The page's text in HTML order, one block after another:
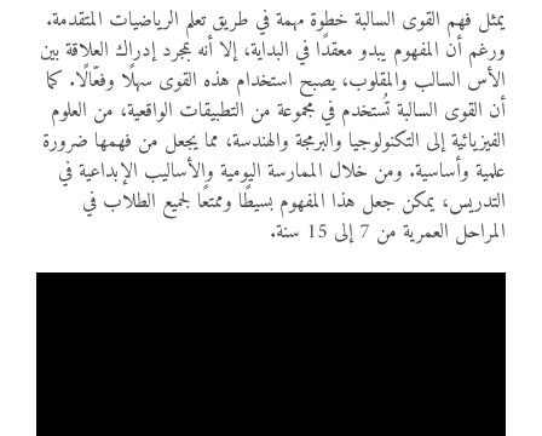
يمثل فهم القوى السالبة خطوة مهمة في طريق تعلم الرياضيات المتقدمة.
ورغم أن المفهوم يبدو معقدًا في البداية، إلا أنه بمجرد إدراك العلاقة بين
الأس السالب والمقلوب، يصبح استخدام هذه القوى سهلًا وفعّالًا. كما
أن القوى السالبة تُستخدم في مجموعة من التطبيقات الواقعية، من العلوم
الفيزيائية إلى التكنولوجيا والبرمجة والهندسة، مما يجعل من فهمها ضرورة
علمية وأساسية. ومن خلال الممارسة اليومية والأساليب الإبداعية في
التدريس، يمكن جعل هذا المفهوم بسيطًا وممتعًا لجميع الطلاب في
المراحل العمرية من 7 إلى 15 سنة.